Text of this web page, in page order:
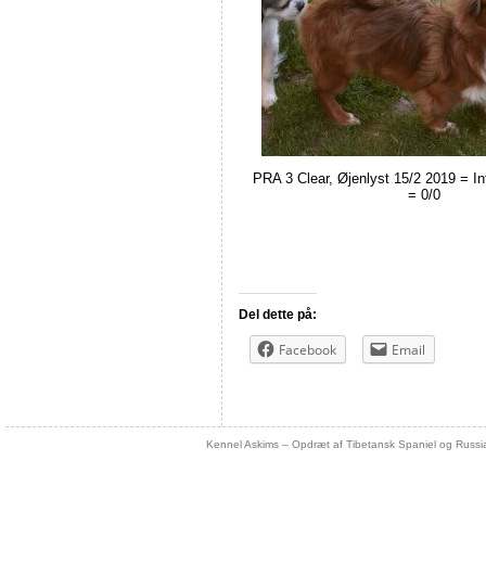
PRA 3 Clear, Øjenlyst 15/2 2019 =
= 0/0
Del dette på:
Facebook Email
Kennel Askims – Opdræt af Tibetansk Spaniel og